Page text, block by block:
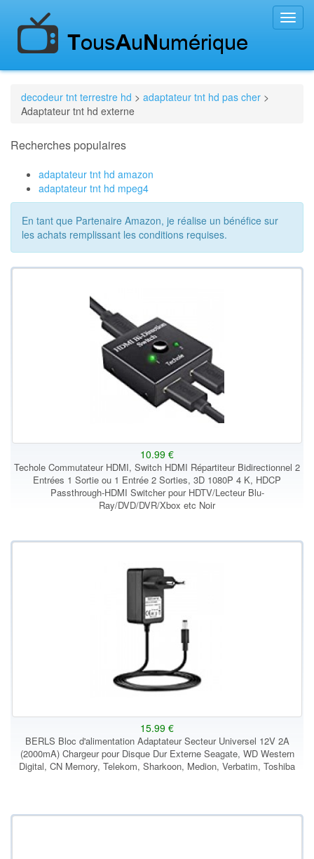
decodeur tnt terrestre hd > adaptateur tnt hd pas cher >
Adaptateur tnt hd externe
Recherches populaires
adaptateur tnt hd amazon
adaptateur tnt hd mpeg4
En tant que Partenaire Amazon, je réalise un bénéfice sur
les achats remplissant les conditions requises.
10.99 €
Techole Commutateur HDMI, Switch HDMI Répartiteur Bidirectionnel 2
Entrées 1 Sortie ou 1 Entrée 2 Sorties, 3D 1080P 4 K, HDCP
Passthrough-HDMI Switcher pour HDTV/Lecteur Blu-
Ray/DVD/DVR/Xbox etc Noir
15.99 €
BERLS Bloc d'alimentation Adaptateur Secteur Universel 12V 2A
(2000mA) Chargeur pour Disque Dur Externe Seagate, WD Western
Digital, CN Memory, Telekom, Sharkoon, Medion, Verbatim, Toshiba